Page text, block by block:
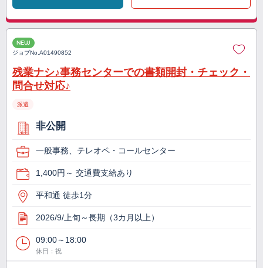
NEW
ジョブNo.A01490852
残業ナシ♪事務センターでの書類開封・チェック・
問合せ対応♪
派遣
非公開
一般事務、テレオペ・コールセンター
1,400円～ 交通費支給あり
平和通 徒歩1分
2026/9/上旬～長期（3カ月以上）
09:00～18:00
休日：祝